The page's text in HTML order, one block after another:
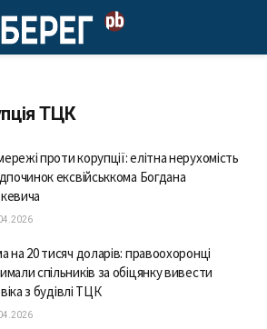
ТЦК
проти корупції: елітна нерухомість
ексвійськкома Богдана
на 20 тисяч доларів: правоохоронці
спільників за обіцянку вивести
з будівлі ТЦК